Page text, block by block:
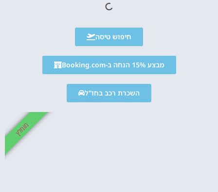
חיפוש טיסה
מבצע 15% הנחה ב-Booking.com
השכרת רכב בחו"ל
מומלץ